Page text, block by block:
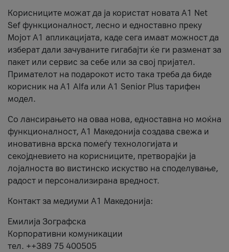
Корисниците можат да ја користат новата А1 Net
Sef функционалност, лесно и едноставно преку
Мојот А1 апликацијата, каде сега имаат можност да
изберат дали зачуваните гигабајти ќе ги разменат за
пакет или сервис за себе или за свој пријател.
Примателот на подарокот исто така треба да биде
корисник на А1 Alfa или A1 Senior Plus тарифен
модел.
Со лансирањето на оваа нова, едноставна но моќна
функционалност, А1 Македонија создава свежа и
иновативна врска помеѓу технологијата и
секојдневието на корисниците, претворајќи ја
лојалноста во вистинско искуство на споделување,
радост и персонализирана вредност.
Контакт за медиуми А1 Македонија:
Емилија Зографска
Корпоративни комуникации
тел. ++389 75 400505